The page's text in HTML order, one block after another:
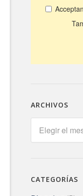
ARCHIVOS
CATEGORÍAS